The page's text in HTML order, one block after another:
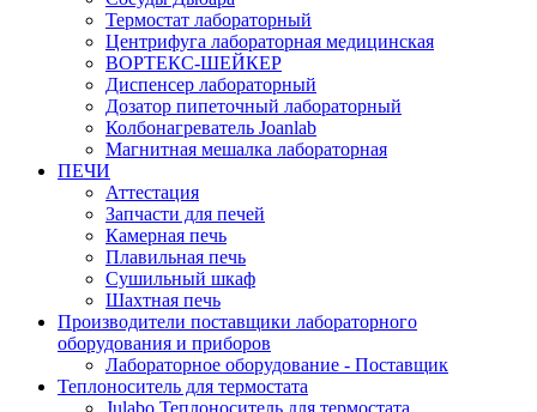
Термостат лабораторный
Центрифуга лабораторная медицинская
ВОРТЕКС-ШЕЙКЕР
Диспенсер лабораторный
Дозатор пипеточный лабораторный
Колбонагреватель Joanlab
Магнитная мешалка лабораторная
ПЕЧИ
Аттестация
Запчасти для печей
Камерная печь
Плавильная печь
Сушильный шкаф
Шахтная печь
Производители поставщики лабораторного
оборудования и приборов
Лабораторное оборудование - Поставщик
Теплоноситель для термостата
Julabo Теплоноситель для термостата